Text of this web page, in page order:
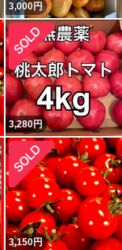
3,000円
3,280円
3,150円